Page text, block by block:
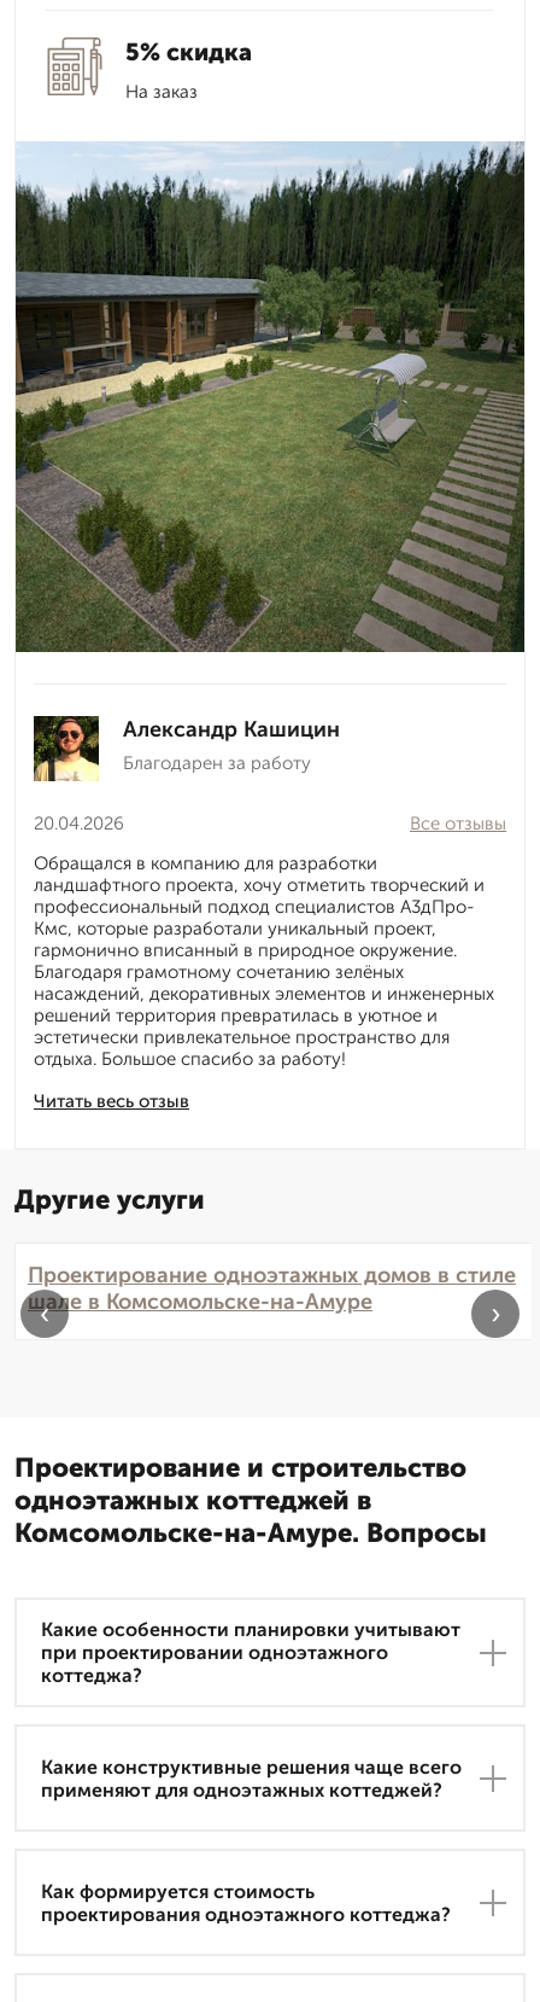
5% скидка
На заказ
Александр Кашицин
Благодарен за работу
20.04.2026
Читать весь отзыв
Все отзывы
Обращался в компанию для разработки
ландшафтного проекта, хочу отметить творческий и
профессиональный подход специалистов А3дПро-
Кмс, которые разработали уникальный проект,
гармонично вписанный в природное окружение.
Благодаря грамотному сочетанию зелёных
насаждений, декоративных элементов и инженерных
решений территория превратилась в уютное и
эстетически привлекательное пространство для
отдыха. Большое спасибо за работу!
Другие услуги
Проектирование одноэтажных домов в стиле
шале в Комсомольске-на-Амуре
‹ ›
Проектирование и строительство
одноэтажных коттеджей в
Комсомольске-на-Амуре. Вопросы
Какие особенности планировки учитывают
при проектировании одноэтажного
коттеджа?
Какие конструктивные решения чаще всего
применяют для одноэтажных коттеджей?
Как формируется стоимость
проектирования одноэтажного коттеджа?